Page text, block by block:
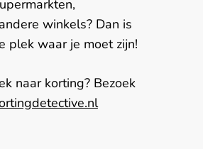
winkels? Dan is
plek waar je moet zijn!
naar korting? Bezoek